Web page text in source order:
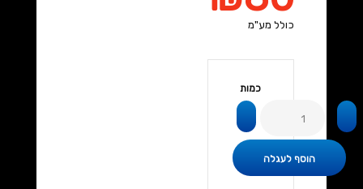
כולל מע"מ
כמות